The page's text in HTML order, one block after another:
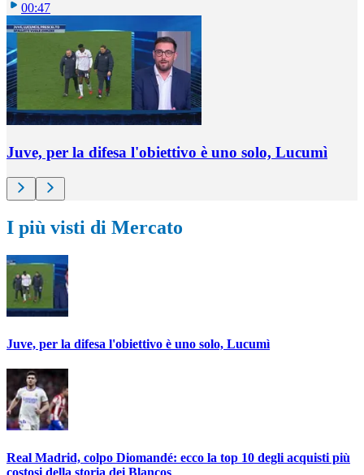
00:47
Juve, per la difesa l'obiettivo è uno solo, Lucumì
I più visti di Mercato
Juve, per la difesa l'obiettivo è uno solo, Lucumì
Real Madrid, colpo Diomandé: ecco la top 10 degli acquisti più